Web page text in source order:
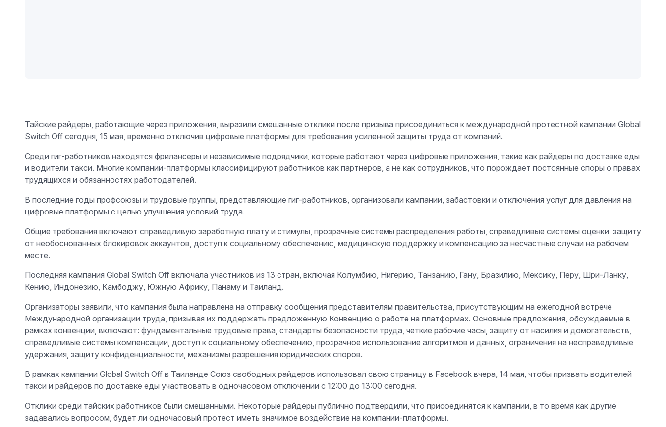
Тайские райдеры, работающие через приложения, выразили смешанные отклики после призыва присоединиться к международной протестной кампании Global
Switch Off сегодня, 15 мая, временно отключив цифровые платформы для требования усиленной защиты труда от компаний.
Среди гиг-работников находятся фрилансеры и независимые подрядчики, которые работают через цифровые приложения, такие как райдеры по доставке еды
и водители такси. Многие компании-платформы классифицируют работников как партнеров, а не как сотрудников, что порождает постоянные споры о правах
трудящихся и обязанностях работодателей.
В последние годы профсоюзы и трудовые группы, представляющие гиг-работников, организовали кампании, забастовки и отключения услуг для давления на
цифровые платформы с целью улучшения условий труда.
Общие требования включают справедливую заработную плату и стимулы, прозрачные системы распределения работы, справедливые системы оценки, защиту
от необоснованных блокировок аккаунтов, доступ к социальному обеспечению, медицинскую поддержку и компенсацию за несчастные случаи на рабочем
месте.
Последняя кампания Global Switch Off включала участников из 13 стран, включая Колумбию, Нигерию, Танзанию, Гану, Бразилию, Мексику, Перу, Шри-Ланку,
Кению, Индонезию, Камбоджу, Южную Африку, Панаму и Таиланд.
Организаторы заявили, что кампания была направлена на отправку сообщения представителям правительства, присутствующим на ежегодной встрече
Международной организации труда, призывая их поддержать предложенную Конвенцию о работе на платформах. Основные предложения, обсуждаемые в
рамках конвенции, включают: фундаментальные трудовые права, стандарты безопасности труда, четкие рабочие часы, защиту от насилия и домогательств,
справедливые системы компенсации, доступ к социальному обеспечению, прозрачное использование алгоритмов и данных, ограничения на несправедливые
удержания, защиту конфиденциальности, механизмы разрешения юридических споров.
В рамках кампании Global Switch Off в Таиланде Союз свободных райдеров использовал свою страницу в Facebook вчера, 14 мая, чтобы призвать водителей
такси и райдеров по доставке еды участвовать в одночасовом отключении с 12:00 до 13:00 сегодня.
Отклики среди тайских работников были смешанными. Некоторые райдеры публично подтвердили, что присоединятся к кампании, в то время как другие
задавались вопросом, будет ли одночасовый протест иметь значимое воздействие на компании-платформы.